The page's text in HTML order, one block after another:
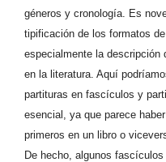
géneros y cronología. Es
tipificación de los formatos
especialmente la descripción
en la literatura. Aquí
partituras en fascículos y
esencial, ya que parece
primeros en un libro o
De hecho, algunos